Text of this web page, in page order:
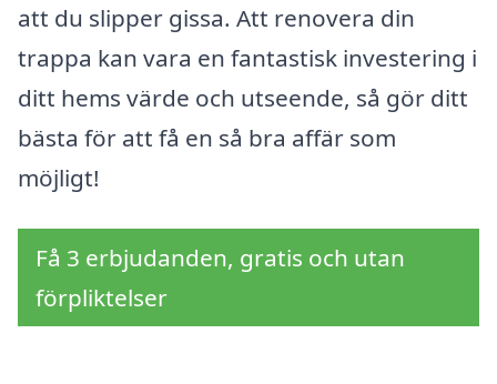
att du slipper gissa. Att renovera din
trappa kan vara en fantastisk investering i
ditt hems värde och utseende, så gör ditt
bästa för att få en så bra affär som
möjligt!
Få 3 erbjudanden, gratis och utan
förpliktelser